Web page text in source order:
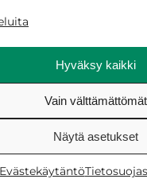
Hyväksy kaikki
Vain välttämättömät
Näytä asetukset
Evästekäytäntö